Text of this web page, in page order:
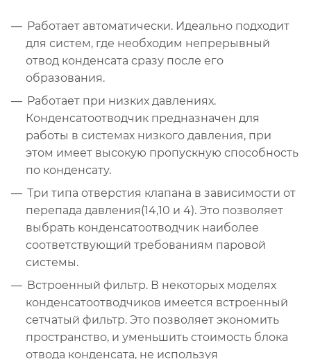
Работает автоматически. Идеально подходит
для систем, где необходим непрерывный
отвод конденсата сразу после его
образования.
Работает при низких давлениях.
Конденсатоотводчик предназначен для
работы в системах низкого давления, при
этом имеет высокую пропускную способность
по конденсату.
Три типа отверстия клапана в зависимости от
перепада давления(14,10 и 4). Это позволяет
выбрать конденсатоотводчик наиболее
соответствующий требованиям паровой
системы.
Встроенный фильтр. В некоторых моделях
конденсатоотводчиков имеется встроенный
сетчатый фильтр. Это позволяет экономить
пространство, и уменьшить стоимость блока
отвода конденсата, не используя